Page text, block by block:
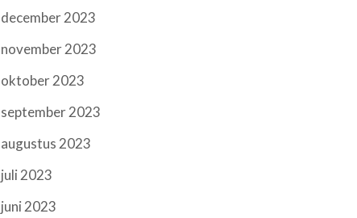
december 2023
november 2023
oktober 2023
september 2023
augustus 2023
juli 2023
juni 2023